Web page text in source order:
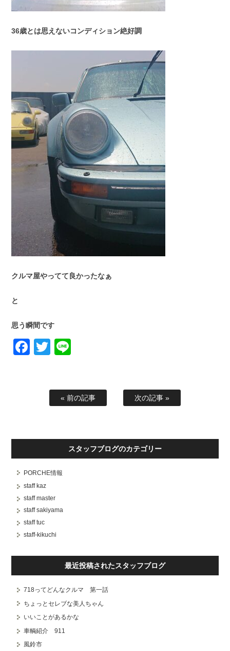
36歳とは思えないコンディション絶好調
クルマ屋やってて良かったなぁ
と
思う瞬間です
Facebook
Twitter
« 前の記事 次の記事 »
スタッフブログのカテゴリー
PORCHE情報
staff kaz
staff master
staff sakiyama
staff tuc
staff-kikuchi
最近投稿されたスタッフブログ
718ってどんなクルマ 第一話
ちょっとセレブな美人ちゃん
いいことがあるかな
車輌紹介 911
風鈴市